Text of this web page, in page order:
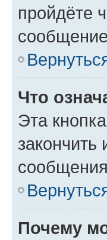
пройдёте
Что
Эта
закончить
Почему